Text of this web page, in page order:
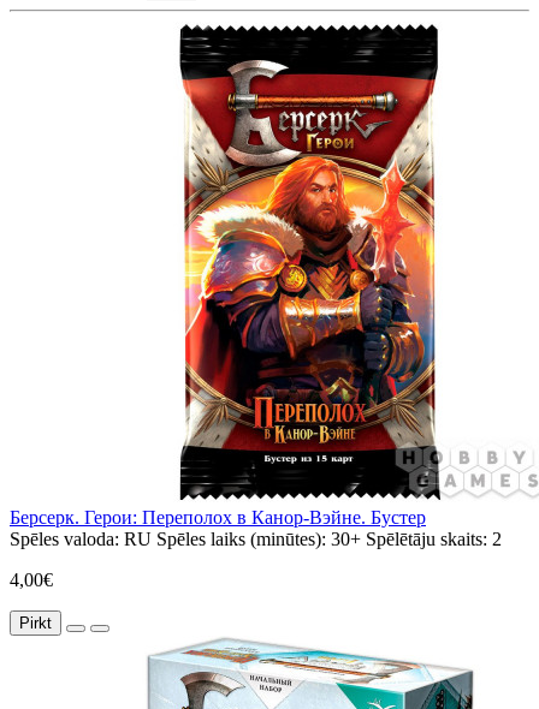
Берсерк. Герои: Переполох в Канор-Вэйне. Бустер
Spēles valoda: RU Spēles laiks (minūtes): 30+ Spēlētāju skaits: 2
4,00€
Pirkt